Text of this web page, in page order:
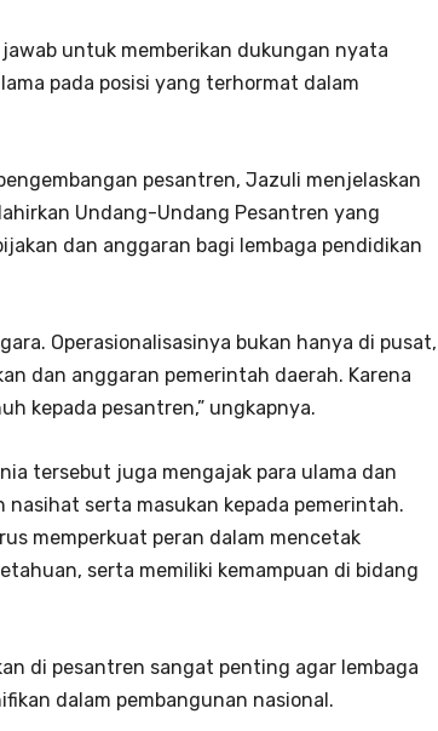
untuk memberikan dukungan nyata
pada posisi yang terhormat dalam
pesantren, Jazuli menjelaskan
Undang-Undang Pesantren yang
dan anggaran bagi lembaga pendidikan
Operasionalisasinya bukan hanya di pusat,
dan anggaran pemerintah daerah. Karena
kepada pesantren,” ungkapnya.
tersebut juga mengajak para ulama dan
serta masukan kepada pemerintah.
memperkuat peran dalam mencetak
serta memiliki kemampuan di bidang
di pesantren sangat penting agar lembaga
dalam pembangunan nasional.